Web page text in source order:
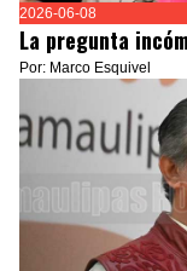
2026-06-08
La pregunta
Por: Marco Esquivel